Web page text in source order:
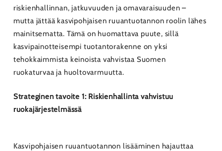
riskienhallinnan, jatkuvuuden ja omavaraisuuden –
mutta jättää kasvipohjaisen ruuantuotannon roolin lähes
mainitsematta. Tämä on huomattava puute, sillä
kasvipainotteisempi tuotantorakenne on yksi
tehokkaimmista keinoista vahvistaa Suomen
ruokaturvaa ja huoltovarmuutta.
Strateginen tavoite 1: Riskienhallinta vahvistuu
ruokajärjestelmässä
Kasvipohjaisen ruuantuotannon lisääminen hajauttaa